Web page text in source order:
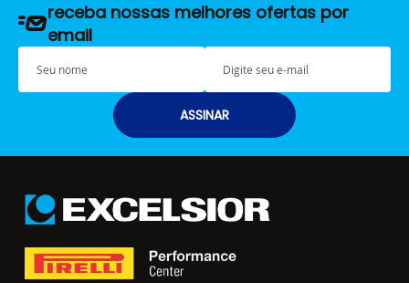
receba nossas melhores ofertas por
email
S
u
E
m
a
ASSINAR